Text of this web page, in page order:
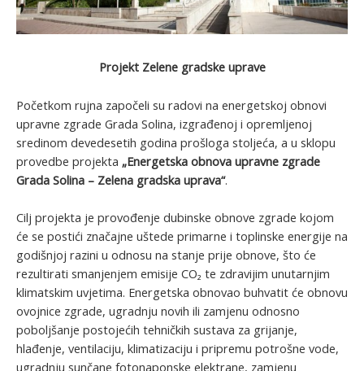
Projekt Zelene gradske uprave
Početkom rujna započeli su radovi na energetskoj obnovi
upravne zgrade Grada Solina, izgrađenoj i opremljenoj
sredinom devedesetih godina prošloga stoljeća, a u sklopu
provedbe projekta „Energetska obnova upravne zgrade
Grada Solina – Zelena gradska uprava“.
Cilj projekta je provođenje dubinske obnove zgrade kojom
će se postići značajne uštede primarne i toplinske energije na
godišnjoj razini u odnosu na stanje prije obnove, što će
rezultirati smanjenjem emisije CO₂ te zdravijim unutarnjim
klimatskim uvjetima. Energetska obnovao buhvatit će obnovu
ovojnice zgrade, ugradnju novih ili zamjenu odnosno
poboljšanje postojećih tehničkih sustava za grijanje,
hlađenje, ventilaciju, klimatizaciju i pripremu potrošne vode,
ugradnju sunčane fotonaponske elektrane, zamjenu